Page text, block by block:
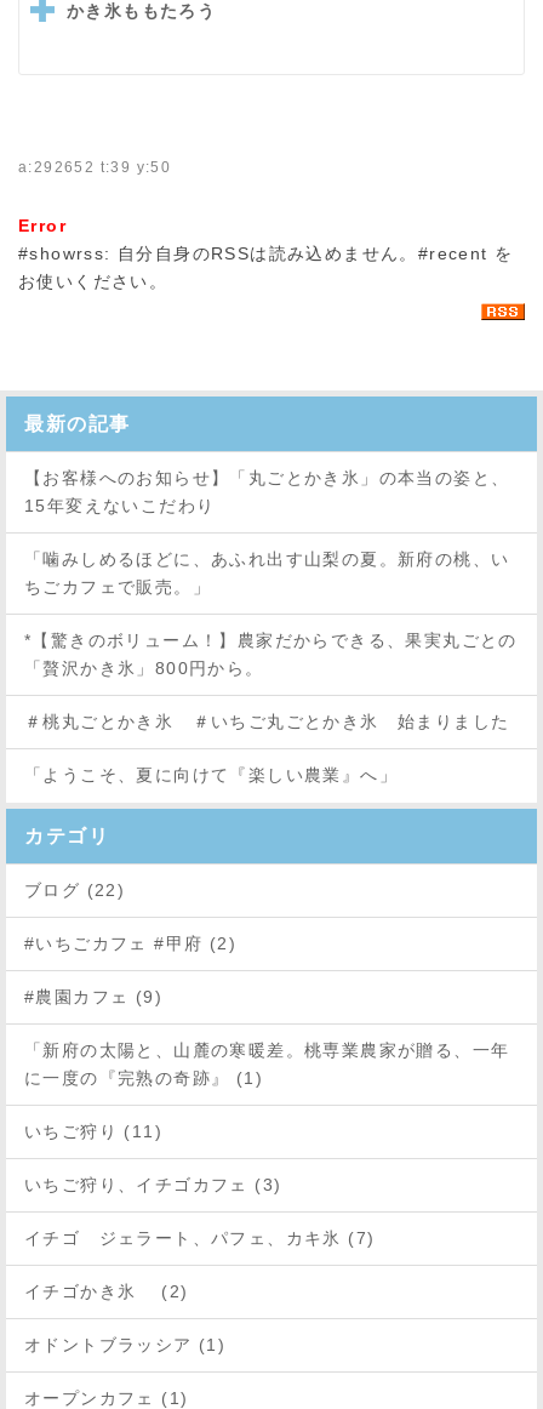
かき氷ももたろう
a:292652 t:39 y:50
Error
#showrss: 自分自身のRSSは読み込めません。#recent を
お使いください。
最新の記事
【お客様へのお知らせ】「丸ごとかき氷」の本当の姿と、
15年変えないこだわり
「噛みしめるほどに、あふれ出す山梨の夏。新府の桃、い
ちごカフェで販売。」
*【驚きのボリューム！】農家だからできる、果実丸ごとの
「贅沢かき氷」800円から。
＃桃丸ごとかき氷 ＃いちご丸ごとかき氷 始まりました
「ようこそ、夏に向けて『楽しい農業』へ」
カテゴリ
ブログ (22)
#いちごカフェ #甲府 (2)
#農園カフェ (9)
「新府の太陽と、山麓の寒暖差。桃専業農家が贈る、一年
に一度の『完熟の奇跡』 (1)
いちご狩り (11)
いちご狩り、イチゴカフェ (3)
イチゴ ジェラート、パフェ、カキ氷 (7)
イチゴかき氷 (2)
オドントブラッシア (1)
オープンカフェ (1)